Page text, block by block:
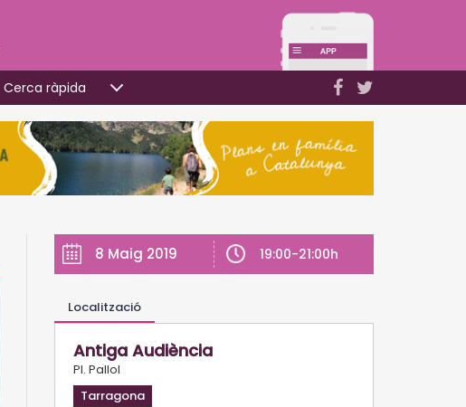
Cerca ràpida
8 Maig 2019 19:00-21:00h
Localització
Antiga Audiència
Pl. Pallol
Tarragona